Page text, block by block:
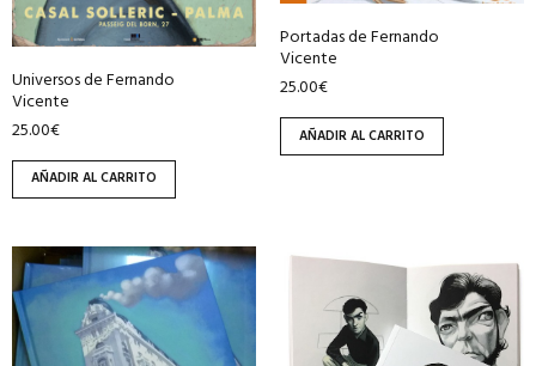
Universos de Fernando
Vicente
25.00€
AÑADIR AL CARRITO
Portadas de Fernando
Vicente
25.00€
AÑADIR AL CARRITO